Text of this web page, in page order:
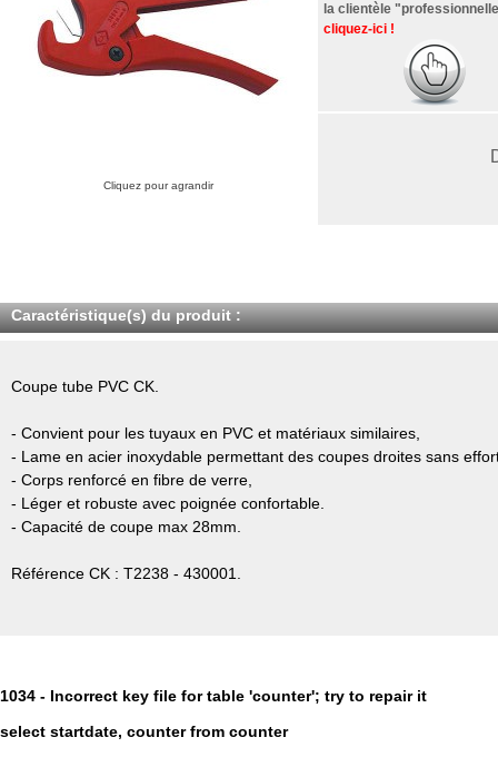
Cliquez pour agrandir
la clientèle
cliquez-ici !
Caractéristique(s) du produit :
Coupe tube PVC CK.
- Convient pour les tuyaux en PVC et matériaux similaires,
- Lame en acier inoxydable permettant des coupes droites sans
- Corps renforcé en fibre de verre,
- Léger et robuste avec poignée confortable.
- Capacité de coupe max 28mm.
Référence CK : T2238 - 430001.
1034 - Incorrect key file for table 'counter'; try to repair it
select startdate, counter from counter